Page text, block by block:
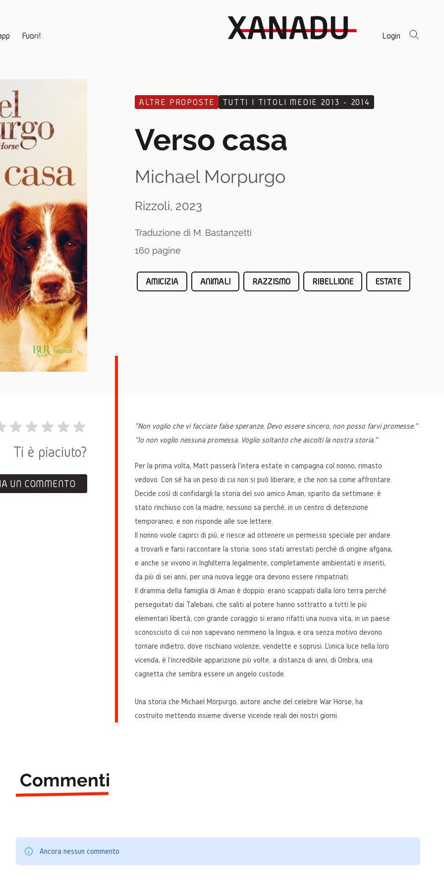
Fuori! Login
ALTRE PROPOSTE TUTTI I TITOLI MEDIE 2013 - 2014
Verso casa
Michael Morpurgo
Rizzoli, 2023
Traduzione di M. Bastanzetti
160 pagine
AMICIZIA ANIMALI RAZZISMO RIBELLIONE ESTATE
Ti è piaciuto?
UN COMMENTO
"Non voglio che vi facciate false speranze. Devo essere sincero, non posso farvi promesse."
"Io non voglio nessuna promessa. Voglio soltanto che ascolti la nostra storia."
Per la prima volta, Matt passerà l'intera estate in campagna col nonno, rimasto
vedovo. Con sé ha un peso di cui non si può liberare, e che non sa come affrontare.
Decide così di confidargli la storia del suo amico Aman, sparito da settimane: è
stato rinchiuso con la madre, nessuno sa perché, in un centro di detenzione
temporaneo, e non risponde alle sue lettere.
Il nonno vuole capirci di più, e riesce ad ottenere un permesso speciale per andare
a trovarli e farsi raccontare la storia: sono stati arrestati perché di origine afgana,
e anche se vivono in Inghilterra legalmente, completamente ambientati e inseriti,
da più di sei anni, per una nuova legge ora devono essere rimpatriati.
Il dramma della famiglia di Aman è doppio: erano scappati dalla loro terra perché
perseguitati dai Talebani, che saliti al potere hanno sottratto a tutti le più
elementari libertà; con grande coraggio si erano rifatti una nuova vita, in un paese
sconosciuto di cui non sapevano nemmeno la lingua, e ora senza motivo devono
tornare indietro, dove rischiano violenze, vendette e soprusi. L'unica luce nella loro
vicenda, è l'incredibile apparizione più volte, a distanza di anni, di Ombra, una
cagnetta che sembra essere un angelo custode.
Una storia che Michael Morpurgo, autore anche del celebre War Horse, ha
costruito mettendo insieme diverse vicende reali dei nostri giorni.
Commenti
Ancora nessun commento